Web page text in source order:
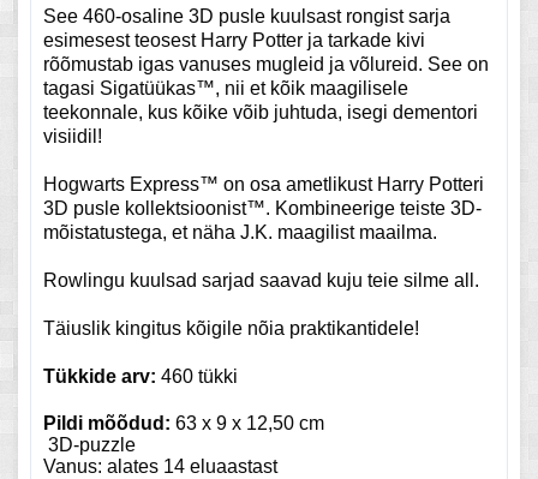
See 460-osaline 3D pusle kuulsast rongist sarja
esimesest teosest Harry Potter ja tarkade kivi
rõõmustab igas vanuses mugleid ja võlureid. See on
tagasi Sigatüükas™, nii et kõik maagilisele
teekonnale, kus kõike võib juhtuda, isegi dementori
visiidil!
Hogwarts Express™ on osa ametlikust Harry Potteri
3D pusle kollektsioonist™. Kombineerige teiste 3D-
mõistatustega, et näha J.K. maagilist maailma.
Rowlingu kuulsad sarjad saavad kuju teie silme all.
Täiuslik kingitus kõigile nõia praktikantidele!
Tükkide arv: 460 tükki
Pildi mõõdud: 63 x 9 x 12,50 cm
3D-puzzle
Vanus: alates 14 eluaastast